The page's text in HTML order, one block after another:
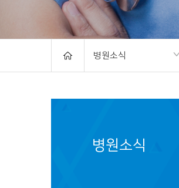
병원소식
병원소식